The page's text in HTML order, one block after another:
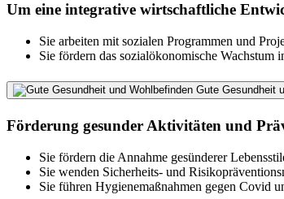
Um eine integrative wirtschaftliche
Sie arbeiten mit sozialen Programmen und
Sie fördern das sozialökonomische Wachstum
Gute Gesundheit
Förderung gesunder Aktivitäten und
Sie fördern die Annahme gesünderer
Sie wenden Sicherheits- und
Sie führen Hygienemaßnahmen gegen Covid